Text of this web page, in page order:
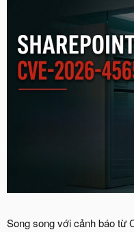
Song song với cảnh báo từ